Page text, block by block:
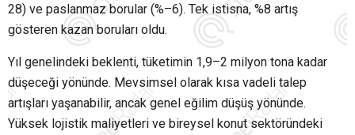
28) ve paslanmaz borular (%–6). Tek istisna, %8 artış
gösteren kazan boruları oldu.
Yıl genelindeki beklenti, tüketimin 1,9–2 milyon tona kadar
düşeceği yönünde. Mevsimsel olarak kısa vadeli talep
artışları yaşanabilir, ancak genel eğilim düşüş yönünde.
Yüksek lojistik maliyetleri ve bireysel konut sektöründeki